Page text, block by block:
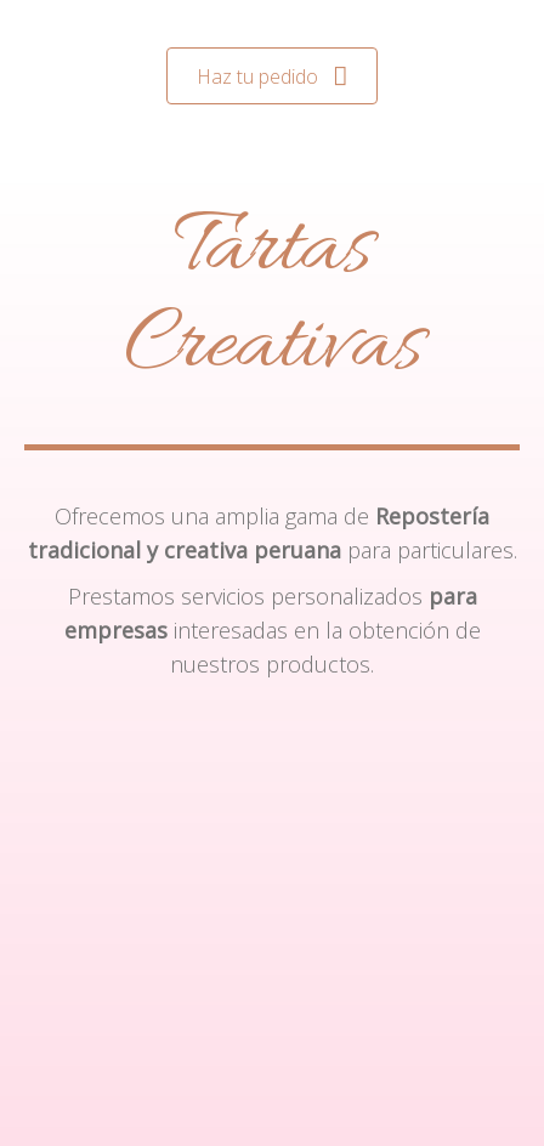
Haz tu pedido
Tartas
Creativas
Ofrecemos una amplia gama de Repostería
tradicional y creativa peruanapara particulares.
Prestamos servicios personalizados para
empresasinteresadas en la obtención de
nuestros productos.